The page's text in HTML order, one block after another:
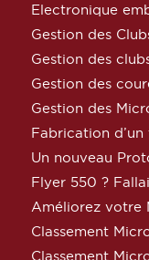
Electronique
Gestion des
Gestion des
Gestion des
Gestion des
Fabrication
Un nouveau
Flyer 550 ?
Améliorez votre
Classement
Classement